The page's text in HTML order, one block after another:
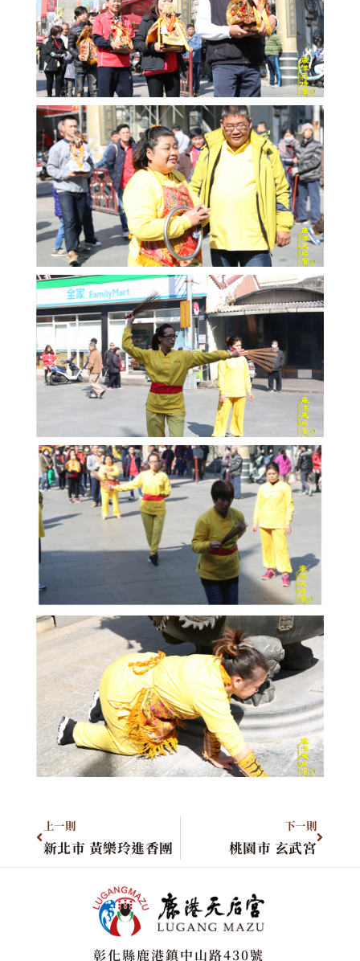
上一則
新北市 黃樂玲進香團
下一則
桃園市 玄武宮
彰化縣鹿港鎮中山路430號